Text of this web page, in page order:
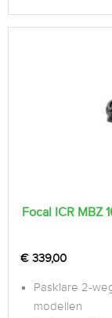
Focal ICR MBZ
€ 339,00
Pasklare 2-
modellen